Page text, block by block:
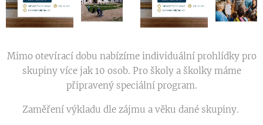
Mimo otevírací dobu nabízíme individuální prohlídky pro
skupiny více jak 10 osob. Pro školy a školky máme
připravený speciální program.
Zaměření výkladu dle zájmu a věku dané skupiny.